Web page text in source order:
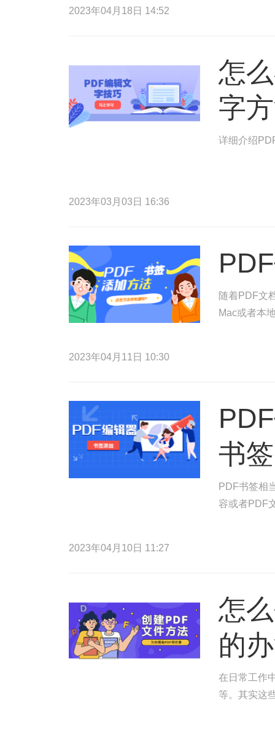
2023年04月18日 14:52
怎
字
详细介绍
2023年03月03日 16:36
随着PDF文
Mac或者本
2023年04月11日 10:30
书
PDF书签相
容或者PDF
2023年04月10日 11:27
怎
的
在日常工作
等。其实这